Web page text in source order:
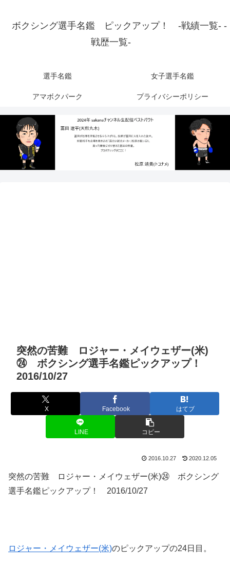
ボクシング選手名鑑 ピックアップ！ -戦績一覧- -
戦歴一覧-
選手名鑑 女子選手名鑑
アマボクパーク プライバシーポリシー
突然の苦難 ロジャー・メイウェザー(米)
㉔ ボクシング選手名鑑ピックアップ！
2016/10/27
X Facebook はてブ
LINE コピー
2016.10.27 2020.12.05
突然の苦難 ロジャー・メイウェザー(米)㉔ ボクシング
選手名鑑ピックアップ！ 2016/10/27
ロジャー・メイウェザー(米)のピックアップの24日目。